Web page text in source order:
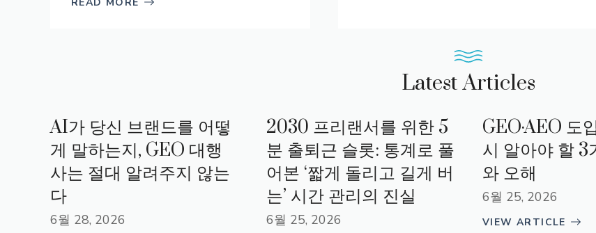
Latest Articles
AI가 당신 브랜드를 어떻
게 말하는지, GEO 대행
사는 절대 알려주지 않는
다
6월 28, 2026
2030 프리랜서를 위한 5
분 출퇴근 슬롯: 통계로 풀
어본 ‘짧게 돌리고 길게 버
는’ 시간 관리의 진실
6월 25, 2026
GEO·AEO 도
시 알아야 할 3
와 오해
6월 25, 2026
VIEW ARTICLE